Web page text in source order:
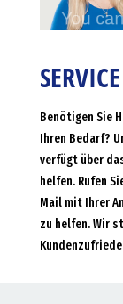
Benötigen Sie
Ihren Bedarf?
verfügt über
helfen. Rufen
Mail mit Ihrer
zu helfen. Wir